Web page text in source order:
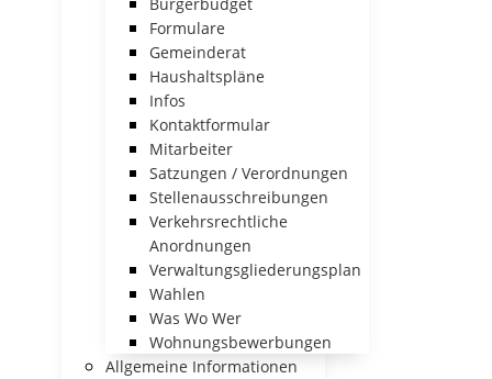
Bürgerbudget
Formulare
Gemeinderat
Haushaltspläne
Infos
Kontaktformular
Mitarbeiter
Satzungen / Verordnungen
Stellenausschreibungen
Verkehrsrechtliche
Anordnungen
Verwaltungsgliederungsplan
Wahlen
Was Wo Wer
Wohnungsbewerbungen
Allgemeine Informationen